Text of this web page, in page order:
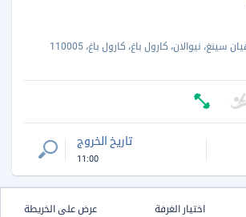
1078-80، طريق هاردهيان سينغ، نيوالان، كارول باغ، كارول باغ، 110005
تاريخ الخروج
11:00
اختيار الغرفة عرض على الخريطة